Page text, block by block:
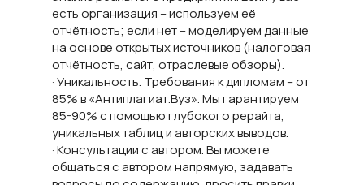
есть организация – используем её
отчётность; если нет – моделируем данные
на основе открытых источников (налоговая
отчётность, сайт, отраслевые обзоры).
· Уникальность. Требования к дипломам – от
85% в «Антиплагиат.Вуз». Мы гарантируем
85-90% с помощью глубокого рерайта,
уникальных таблиц и авторских выводов.
· Консультации с автором. Вы можете
общаться с автором напрямую, задавать